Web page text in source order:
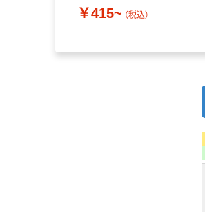
￥415~ （税込）